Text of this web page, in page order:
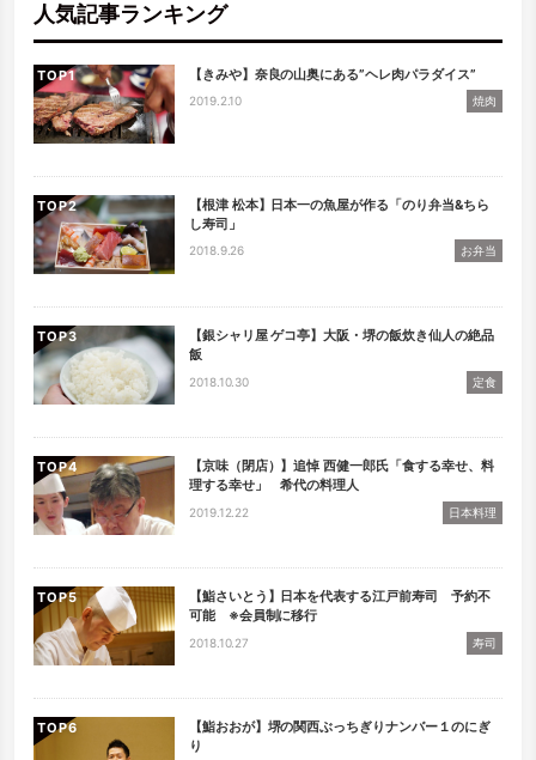
人気記事ランキング
TOP 【きみや】奈良の山奥にある”ヘレ肉パラダイス”
2019.2.10 焼肉
TOP
【根津 松本】日本一の魚屋が作る「のり弁当&ちら
し寿司」
2018.9.26 お弁当
TOP
【銀シャリ屋 ゲコ亭】大阪・堺の飯炊き仙人の絶品
飯
2018.10.30 定食
TOP
【京味（閉店）】追悼 西健一郎氏「食する幸せ、料
理する幸せ」 希代の料理人
2019.12.22 日本料理
TOP
【鮨さいとう】日本を代表する江戸前寿司 予約不
可能 ※会員制に移行
2018.10.27 寿司
TOP
【鮨おおが】堺の関西ぶっちぎりナンバー１のにぎ
り